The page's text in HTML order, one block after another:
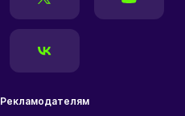
Рекламодателям